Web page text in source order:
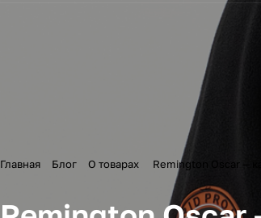
Главная Блог О товарах Remington Oscar —